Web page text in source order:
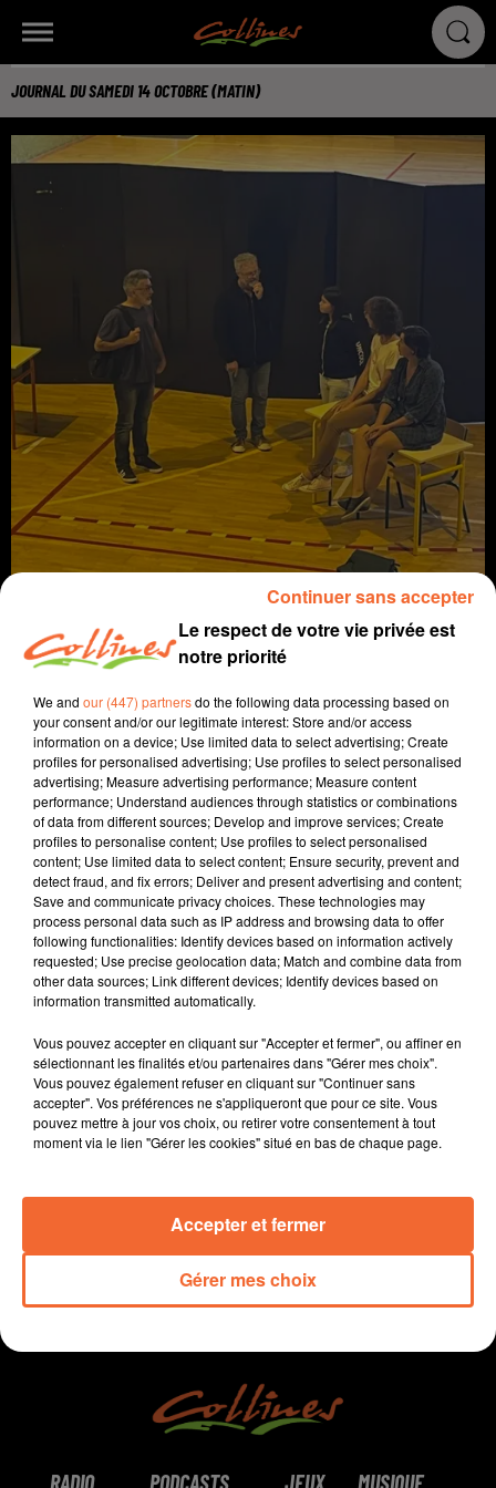
JOURNAL DU SAMEDI 14 OCTOBRE (MATIN)
info
14 octobre 2023 - 9 min 4 sec
JOURNAL DU SAMEDI 14 OCTOBRE (MATIN)
Fabien Gazeau
L'info près de chez vous
Présenté par Fabien Gazeau
- Un théâtre forum autour du harcèlement hier matin à
Bressuire pour les collégiens de Notre-Dame (photo)
- Les Ateliers du Bocage ont inauguré hier un nouvel
atelier dedié à l'activité palettes.
- En football, Bressuire accueille les Chamois pour
l'affiche du 5e Tour de la Coupe de France
0:00 9 min 4 sec
RADIO PODCASTS JEUX MUSIQUE
Le respect de votre vie privée est
notre priorité
We and our (447) partnersdo the following data processing based on
your consent and/or our legitimate interest: Store and/or access
information on a device; Use limited data to select advertising; Create
profiles for personalised advertising; Use profiles to select personalised
advertising; Measure advertising performance; Measure content
performance; Understand audiences through statistics or combinations
of data from different sources; Develop and improve services; Create
profiles to personalise content; Use profiles to select personalised
content; Use limited data to select content; Ensure security, prevent and
detect fraud, and fix errors; Deliver and present advertising and content;
Save and communicate privacy choices. These technologies may
process personal data such as IP address and browsing data to offer
following functionalities: Identify devices based on information actively
requested; Use precise geolocation data; Match and combine data from
other data sources; Link different devices; Identify devices based on
information transmitted automatically.
Vous pouvez accepter en cliquant sur "Accepter et fermer", ou affiner en
sélectionnant les finalités et/ou partenaires dans "Gérer mes choix".
Vous pouvez également refuser en cliquant sur "Continuer sans
accepter". Vos préférences ne s'appliqueront que pour ce site. Vous
pouvez mettre à jour vos choix, ou retirer votre consentement à tout
moment via le lien "Gérer les cookies" situé en bas de chaque page.
Gérer mes choix
Accepter et fermer
Continuer sans accepter